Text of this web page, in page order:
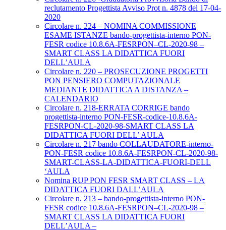
reclutamento Progettista Avviso Prot n. 4878 del 17-04-
2020
Circolare n. 224 – NOMINA COMMISSIONE
ESAME ISTANZE bando-progettista-interno PON-
FESR codice 10.8.6A-FESRPON–CL-2020-98 –
SMART CLASS LA DIDATTICA FUORI
DELL’AULA
Circolare n. 220 – PROSECUZIONE PROGETTI
PON PENSIERO COMPUTAZIONALE
MEDIANTE DIDATTICA A DISTANZA –
CALENDARIO
Circolare n. 218-ERRATA CORRIGE bando
progettista-interno PON-FESR-codice-10.8.6A-
FESRPON-CL-2020-98-SMART CLASS LA
DIDATTICA FUORI DELL’ AULA
Circolare n. 217 bando COLLAUDATORE-interno-
PON-FESR codice 10.8.6A-FESRPON-CL-2020-98-
SMART-CLASS-LA-DIDATTICA-FUORI-DELL
‘AULA
Nomina RUP PON FESR SMART CLASS – LA
DIDATTICA FUORI DALL’AULA
Circolare n. 213 – bando-progettista-interno PON-
FESR codice 10.8.6A-FESRPON–CL-2020-98 –
SMART CLASS LA DIDATTICA FUORI
DELL’AULA –